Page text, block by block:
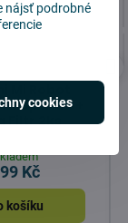
2 Pro+
Filtr 2ks
Kč
košíku
nájsť podrobné
cookies